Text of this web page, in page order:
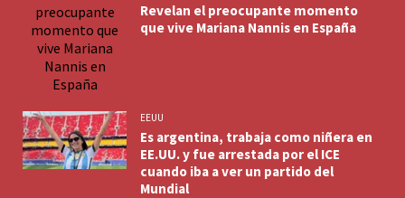
Revelan el preocupante momento
que vive Mariana Nannis en España
EEUU
Es argentina, trabaja como niñera en
EE.UU. y fue arrestada por el ICE
cuando iba a ver un partido del
Mundial